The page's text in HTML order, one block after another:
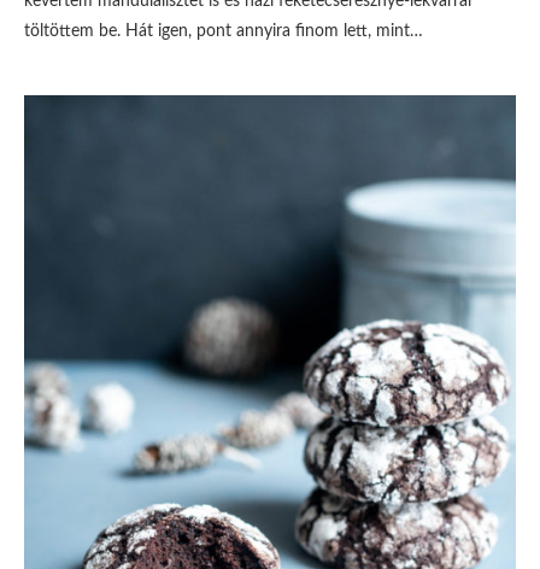
töltöttem be. Hát igen, pont annyira finom lett, mint…